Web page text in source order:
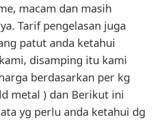
macam dan masih
Tarif pengelasan juga
patut anda ketahui
disamping itu kami
berdasarkan per kg
metal ) dan Berikut ini
yg perlu anda ketahui dg